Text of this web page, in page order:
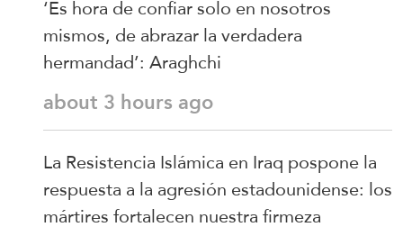
‘Es hora de confiar solo en nosotros
mismos, de abrazar la verdadera
hermandad’: Araghchi
about 3 hours ago
La Resistencia Islámica en Iraq pospone la
respuesta a la agresión estadounidense: los
mártires fortalecen nuestra firmeza